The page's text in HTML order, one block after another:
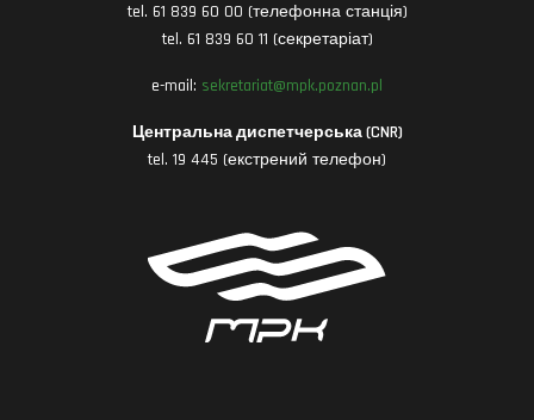
tel. 61 839 60 00 (телефонна станція)
tel. 61 839 60 11 (секретаріат)
e-mail: sekretariat@mpk.poznan.pl
Центральна диспетчерська (CNR)
tel. 19 445 (екстрений телефон)